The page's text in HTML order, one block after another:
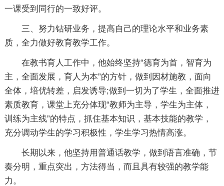
一课受到同行的一致好评。
三、努力钻研业务，提高自己的理论水平和业务素
质，全力做好教育教学工作。
在教书育人工作中，他始终坚持“德育为首，智育为
主，全面发展，育人为本”的方针，做到因材施教，面向
全体，培优转差，启发诱导;做到一切为了学生，全面推进
素质教育，课堂上充分体现“教师为主导，学生为主体，
训练为主线”的特点，抓住基本知识，基本技能的教学，
充分调动学生的学习积极性，学生学习热情高涨。
长期以来，他坚持用普通话教学，做到语言准确，节
奏分明，重点突出，方法得当，而且具有较强的教学能
力。